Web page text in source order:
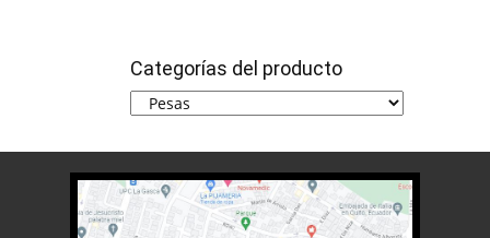
Categorías del producto